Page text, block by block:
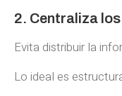
2. Centraliza
Evita distribuir la
Lo ideal es